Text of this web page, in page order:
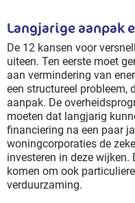
Langjarige aanpak
De 12 kansen voor
uiteen. Ten eerste moet
aan vermindering van
een structureel probleem,
aanpak. De
moeten dat langjarig
financiering na een paar
woningcorporaties de
investeren in deze
komen om ook
verduurzaming.